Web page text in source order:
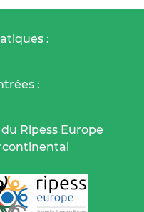
:
:
Ripess Europe